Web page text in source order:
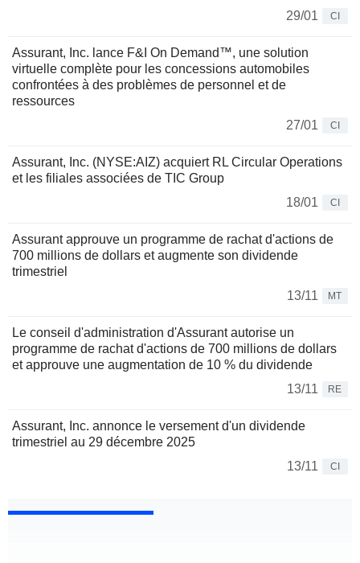
29/01
CI
Assurant, Inc. lance F&I On Demand™, une solution
virtuelle complète pour les concessions automobiles
confrontées à des problèmes de personnel et de
ressources
27/01
CI
Assurant, Inc. (NYSE:AIZ) acquiert RL Circular Operations
et les filiales associées de TIC Group
18/01
CI
Assurant approuve un programme de rachat d'actions de
700 millions de dollars et augmente son dividende
trimestriel
13/11
MT
Le conseil d'administration d'Assurant autorise un
programme de rachat d'actions de 700 millions de dollars
et approuve une augmentation de 10 % du dividende
13/11
RE
Assurant, Inc. annonce le versement d'un dividende
trimestriel au 29 décembre 2025
13/11
CI